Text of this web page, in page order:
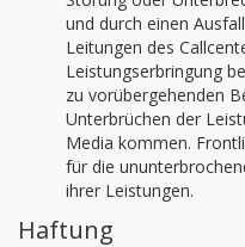
und durch einen
Leitungen des
Leistungserbringung
zu vorübergehenden
Unterbrüchen der
Media kommen.
für die
ihrer Leistungen.
Haftung